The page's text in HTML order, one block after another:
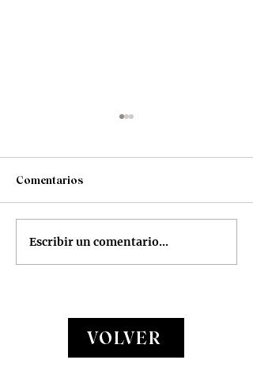
Loos Bar
Comentarios
Escribir un comentario...
VOLVER